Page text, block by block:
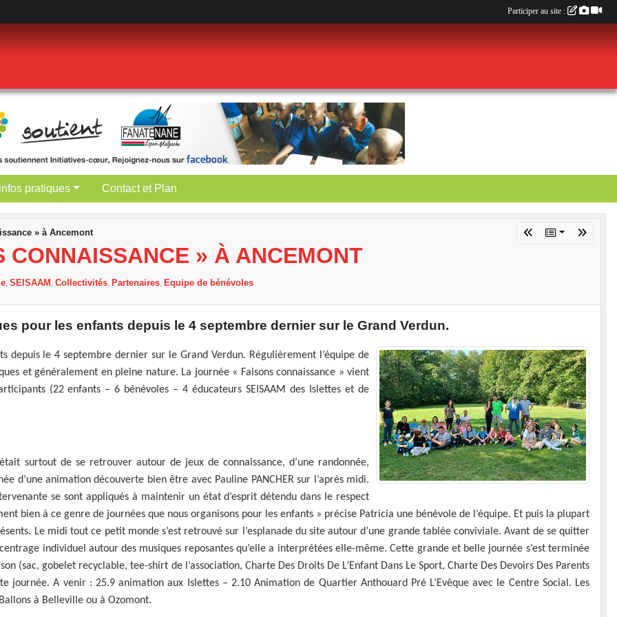
pratiques Contact et Plan
» à Ancemont
CONNAISSANCE » À ANCEMONT
SEISAAM Collectivités Partenaires Equipe de bénévoles
pour les enfants depuis le 4 septembre dernier sur le Grand Verdun.
depuis le 4 septembre dernier sur le Grand Verdun. Régulièrement l’équipe de
et généralement en pleine nature. La journée « Faisons connaissance » vient
(22 enfants – 6 bénévoles – 4 éducateurs SEISAAM des Islettes et de
surtout de se retrouver autour de jeux de connaissance, d’une randonnée,
d’une animation découverte bien être avec Pauline PANCHER sur l’après midi.
se sont appliqués à maintenir un état d’esprit détendu dans le respect
bien à ce genre de journées que nous organisons pour les enfants » précise Patricia une bénévole de l’équipe. Et puis la plupart
Le midi tout ce petit monde s’est retrouvé sur l’esplanade du site autour d’une grande tablée conviviale. Avant de se quitter
individuel autour des musiques reposantes qu’elle a interprétées elle-même. Cette grande et belle journée s’est terminée
gobelet recyclable, tee-shirt de l’association, Charte Des Droits De L’Enfant Dans Le Sport, Charte Des Devoirs Des Parents
journée. A venir : 25.9 animation aux Islettes – 2.10 Animation de Quartier Anthouard Pré L’Evêque avec le Centre Social. Les
à Belleville ou à Ozomont.
Participer au site :